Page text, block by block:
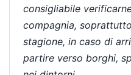
consigliabile
compagnia,
stagione, in caso di
partire verso borghi,